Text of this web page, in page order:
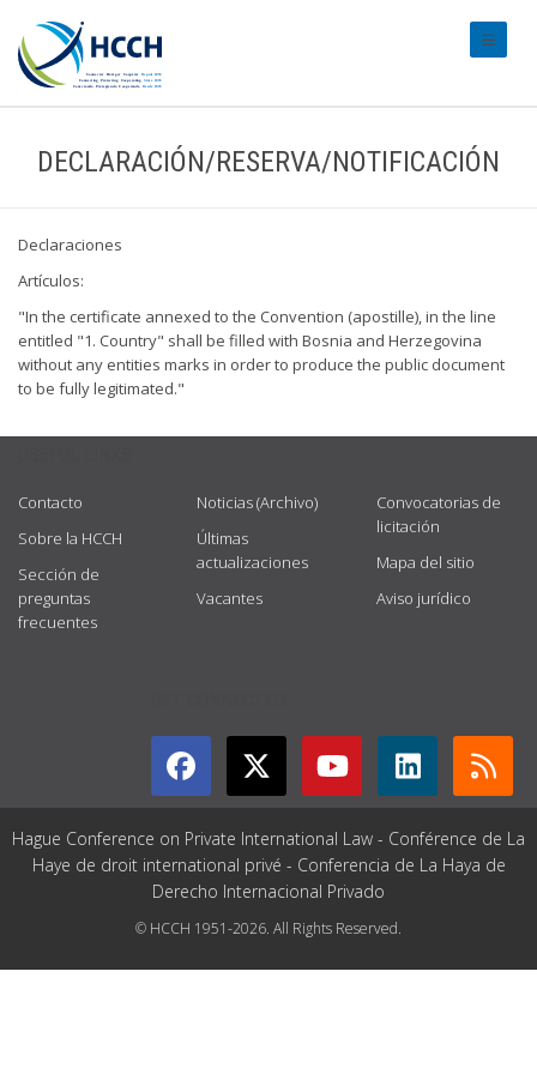
DECLARACIÓN/RESERVA/NOTIFICACIÓN
Declaraciones
Artículos:
"In the certificate annexed to the Convention (apostille), in the line
entitled "1. Country" shall be filled with Bosnia and Herzegovina
without any entities marks in order to produce the public document
to be fully legitimated."
Contacto
Sobre la HCCH
Sección de
preguntas
frecuentes
Noticias (Archivo)
Últimas
actualizaciones
Vacantes
Convocatorias de
licitación
Mapa del sitio
Aviso jurídico
Hague Conference on Private International Law - Conférence de La
Haye de droit international privé - Conferencia de La Haya de
Derecho Internacional Privado
© HCCH 1951-2026. All Rights Reserved.